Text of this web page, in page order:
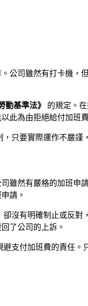
公司雖然有打卡機
動基準法》
的規定。
此為由拒絕給付加班
只要實際運作不嚴謹
雖然有嚴格的加班
請。
沒有明確制止或反
了公司的上訴。
支付加班費的責任。